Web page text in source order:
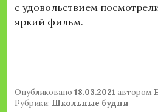
с удовольствием
яркий фильм.
Опубликовано 18.03.2021 автором
Рубрики: Школьные будни